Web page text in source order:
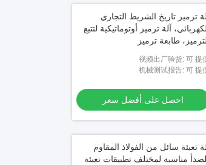
طاولة ذاتية الملصق الملصق
آلة للعبوة مربع مربع
احصل على أفضل سعر
ترميز تاريخ الشريط التجاري
آلة ترميز أوتوماتيكية لتتبع
طابعة ترميز
视频出厂验货: 可 提
机械测试报告: 可 提
احصل على أفضل سعر
تعبئة سائل من الفولاذ المقاوم
مناسبة لمختلف تطبيقات تعبئة